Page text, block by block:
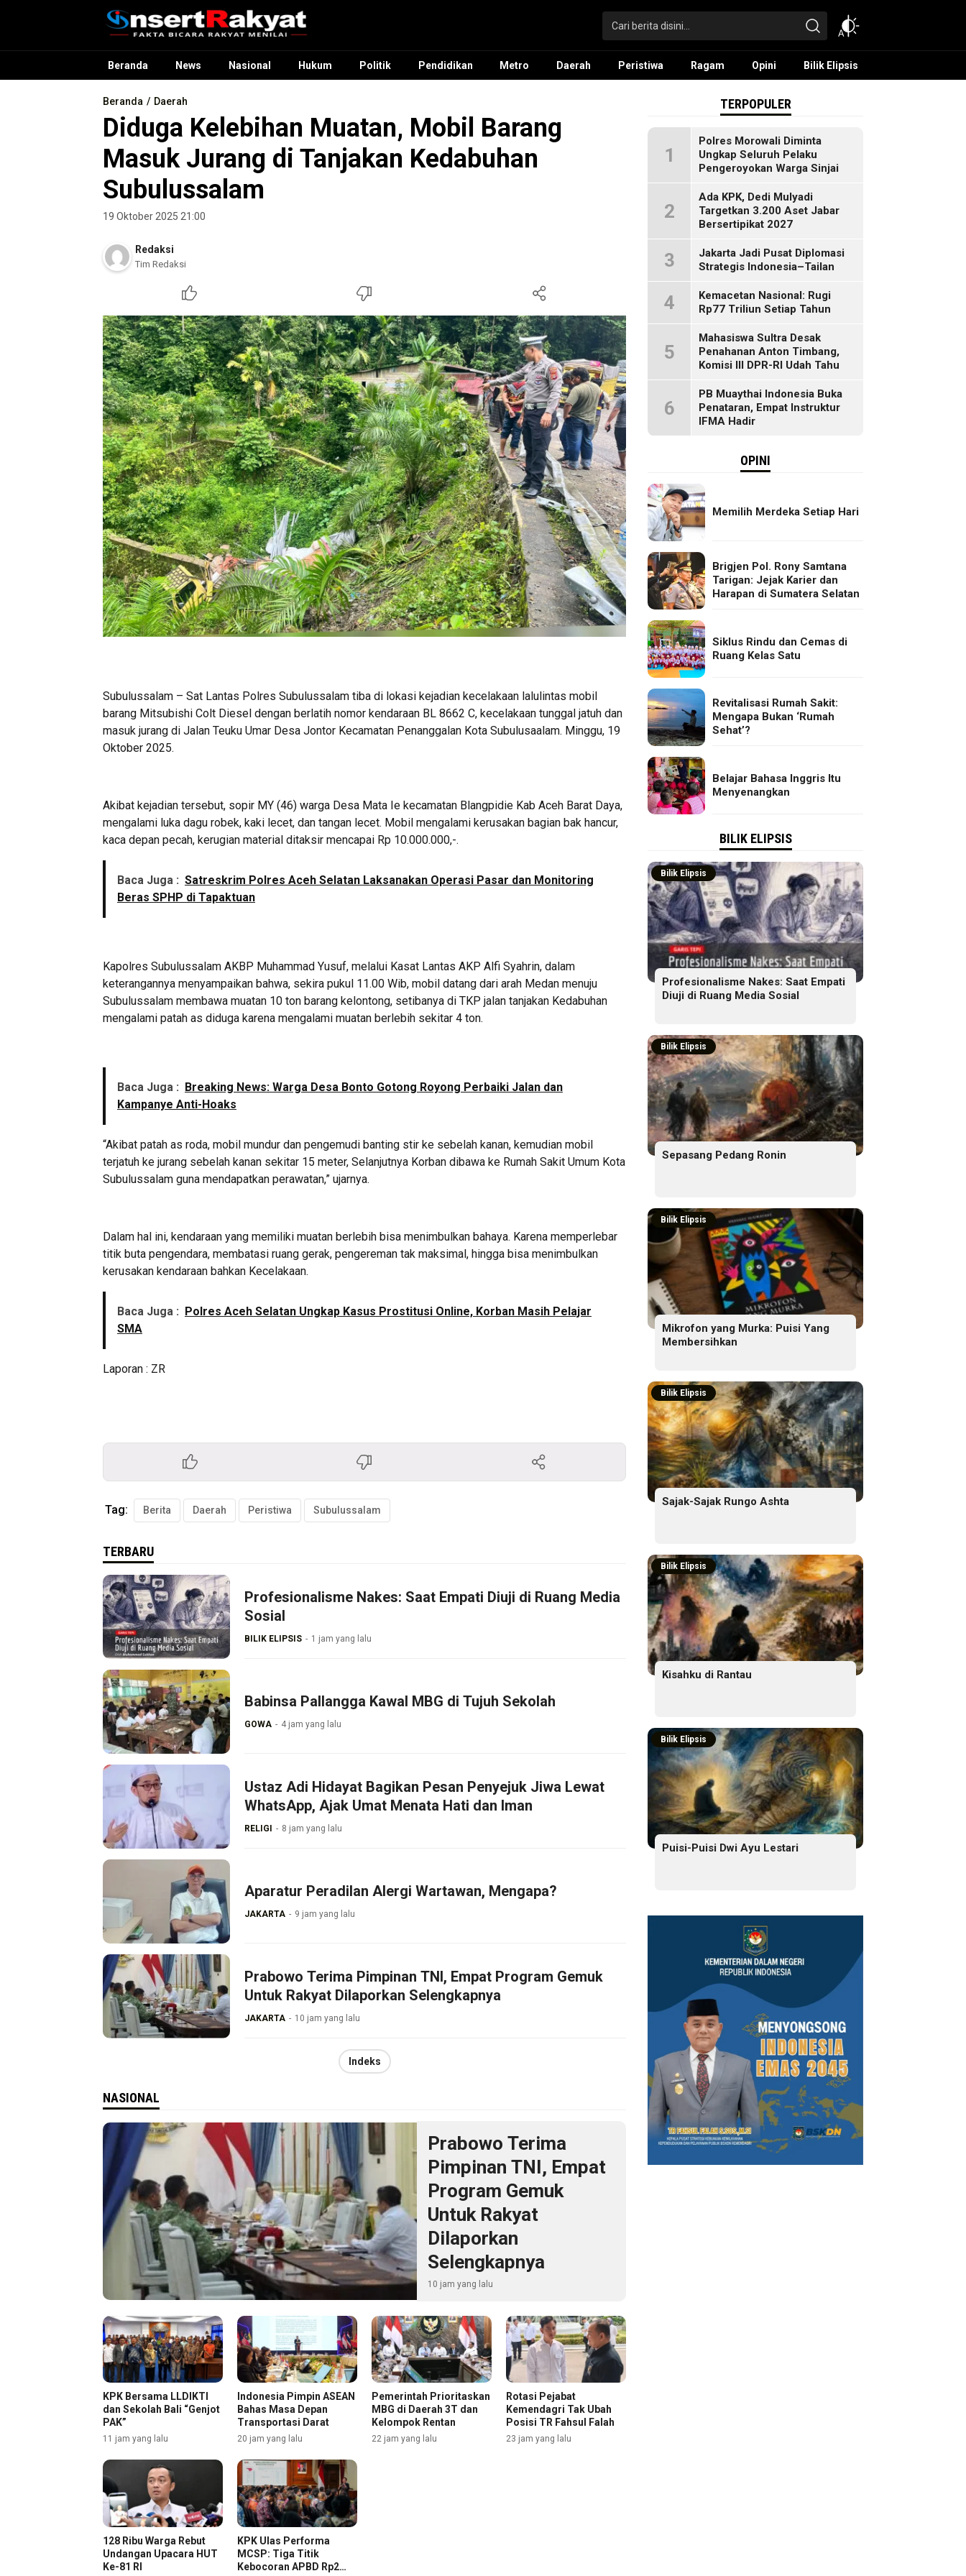
InsertRakyat.com
Fakta Bicara Rakyat Menilai
Beranda News Nasional Hukum Politik Pendidikan Metro Daerah Peristiwa Ragam Opini Bilik Elipsis
Beranda Daerah
Diduga Kelebihan Muatan, Mobil Barang
Masuk Jurang di Tanjakan Kedabuhan
Subulussalam
19 Oktober 2025 21:00
Redaksi
Tim Redaksi
Subulussalam – Sat Lantas Polres Subulussalam tiba di lokasi kejadian kecelakaan lalulintas mobil
barang Mitsubishi Colt Diesel dengan berlatih nomor kendaraan BL 8662 C, kecelakaan tunggal jatuh dan
masuk jurang di Jalan Teuku Umar Desa Jontor Kecamatan Penanggalan Kota Subulusaalam. Minggu, 19
Oktober 2025.
Akibat kejadian tersebut, sopir MY (46) warga Desa Mata Ie kecamatan Blangpidie Kab Aceh Barat Daya,
mengalami luka dagu robek, kaki lecet, dan tangan lecet. Mobil mengalami kerusakan bagian bak hancur,
kaca depan pecah, kerugian material ditaksir mencapai Rp 10.000.000,-.
Baca Juga : Satreskrim Polres Aceh Selatan Laksanakan Operasi Pasar dan Monitoring
Beras SPHP di Tapaktuan
Kapolres Subulussalam AKBP Muhammad Yusuf, melalui Kasat Lantas AKP Alfi Syahrin, dalam
keterangannya menyampaikan bahwa, sekira pukul 11.00 Wib, mobil datang dari arah Medan menuju
Subulussalam membawa muatan 10 ton barang kelontong, setibanya di TKP jalan tanjakan Kedabuhan
mengalami patah as diduga karena mengalami muatan berlebih sekitar 4 ton.
Baca Juga : Breaking News: Warga Desa Bonto Gotong Royong Perbaiki Jalan dan
Kampanye Anti-Hoaks
“Akibat patah as roda, mobil mundur dan pengemudi banting stir ke sebelah kanan, kemudian mobil
terjatuh ke jurang sebelah kanan sekitar 15 meter, Selanjutnya Korban dibawa ke Rumah Sakit Umum Kota
Subulussalam guna mendapatkan perawatan,” ujarnya.
Dalam hal ini, kendaraan yang memiliki muatan berlebih bisa menimbulkan bahaya. Karena memperlebar
titik buta pengendara, membatasi ruang gerak, pengereman tak maksimal, hingga bisa menimbulkan
kerusakan kendaraan bahkan Kecelakaan.
Baca Juga : Polres Aceh Selatan Ungkap Kasus Prostitusi Online, Korban Masih Pelajar
SMA
Laporan : ZR
Tag: Berita Daerah Peristiwa Subulussalam
TERBARU
Profesionalisme Nakes: Saat Empati Diuji di Ruang Media
Sosial
BILIK ELIPSIS 1 jam yang lalu
Babinsa Pallangga Kawal MBG di Tujuh Sekolah
GOWA 4 jam yang lalu
Ustaz Adi Hidayat Bagikan Pesan Penyejuk Jiwa Lewat
WhatsApp, Ajak Umat Menata Hati dan Iman
RELIGI 8 jam yang lalu
Aparatur Peradilan Alergi Wartawan, Mengapa?
JAKARTA 9 jam yang lalu
Prabowo Terima Pimpinan TNI, Empat Program Gemuk
Untuk Rakyat Dilaporkan Selengkapnya
JAKARTA 10 jam yang lalu
Indeks
NASIONAL
Prabowo Terima
Pimpinan TNI, Empat
Program Gemuk
Untuk Rakyat
Dilaporkan
Selengkapnya
10 jam yang lalu
KPK Bersama LLDIKTI
dan Sekolah Bali “Genjot
PAK”
11 jam yang lalu
Indonesia Pimpin ASEAN
Bahas Masa Depan
Transportasi Darat
20 jam yang lalu
Pemerintah Prioritaskan
MBG di Daerah 3T dan
Kelompok Rentan
22 jam yang lalu
Rotasi Pejabat
Kemendagri Tak Ubah
Posisi TR Fahsul Falah
23 jam yang lalu
128 Ribu Warga Rebut
Undangan Upacara HUT
Ke-81 RI
KPK Ulas Performa
MCSP: Tiga Titik
Kebocoran APBD Rp2
TERPOPULER
1
Polres Morowali Diminta
Ungkap Seluruh Pelaku
Pengeroyokan Warga Sinjai
2
Ada KPK, Dedi Mulyadi
Targetkan 3.200 Aset Jabar
Bersertipikat 2027
3
Jakarta Jadi Pusat Diplomasi
Strategis Indonesia–Tailan
4
Kemacetan Nasional: Rugi
Rp77 Triliun Setiap Tahun
5
Mahasiswa Sultra Desak
Penahanan Anton Timbang,
Komisi III DPR-RI Udah Tahu
6
PB Muaythai Indonesia Buka
Penataran, Empat Instruktur
IFMA Hadir
OPINI
Memilih Merdeka Setiap Hari
Brigjen Pol. Rony Samtana
Tarigan: Jejak Karier dan
Harapan di Sumatera Selatan
Siklus Rindu dan Cemas di
Ruang Kelas Satu
Revitalisasi Rumah Sakit:
Mengapa Bukan ‘Rumah
Sehat’?
Belajar Bahasa Inggris Itu
Menyenangkan
BILIK ELIPSIS
Bilik Elipsis
Profesionalisme Nakes: Saat Empati
Diuji di Ruang Media Sosial
Bilik Elipsis
Sepasang Pedang Ronin
Bilik Elipsis
Mikrofon yang Murka: Puisi Yang
Membersihkan
Bilik Elipsis
Sajak-Sajak Rungo Ashta
Bilik Elipsis
Kisahku di Rantau
Bilik Elipsis
Puisi-Puisi Dwi Ayu Lestari